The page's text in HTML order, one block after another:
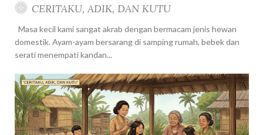
CERITAKU, ADIK, DAN KUTU
Masa kecil kami sangat akrab dengan bermacam jenis hewan
domestik. Ayam-ayam bersarang di samping rumah, bebek dan
serati menempati kandan...